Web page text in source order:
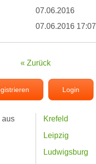
07.06.2016
07.06.2016 17:07
« Zurück
Login
aus
Krefeld
Leipzig
Ludwigsburg